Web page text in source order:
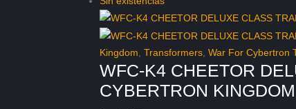
Kingdom Transformers War For Cybertron
WFC-K4 CHEETOR
CYBERTRON